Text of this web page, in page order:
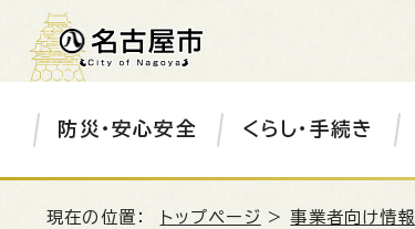
防災・安心安全 くらし・手続き
現在の位置： トップページ >事業者向け情報